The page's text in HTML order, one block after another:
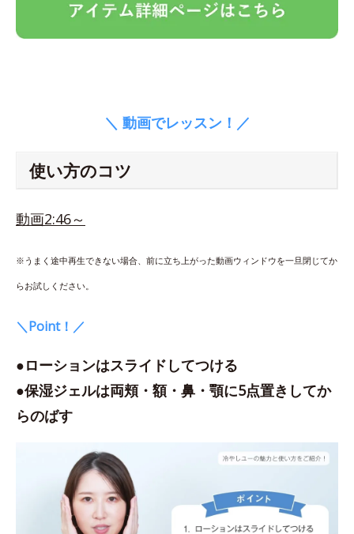
＼ 動画でレッスン！／
使い方のコツ
動画2:46～
※うまく途中再生できない場合、前に立ち上がった動画ウィンドウを一旦閉じてか
らお試しください。
＼Point！／
●ローションはスライドしてつける
●保湿ジェルは両頬・額・鼻・顎に5点置きしてか
らのばす